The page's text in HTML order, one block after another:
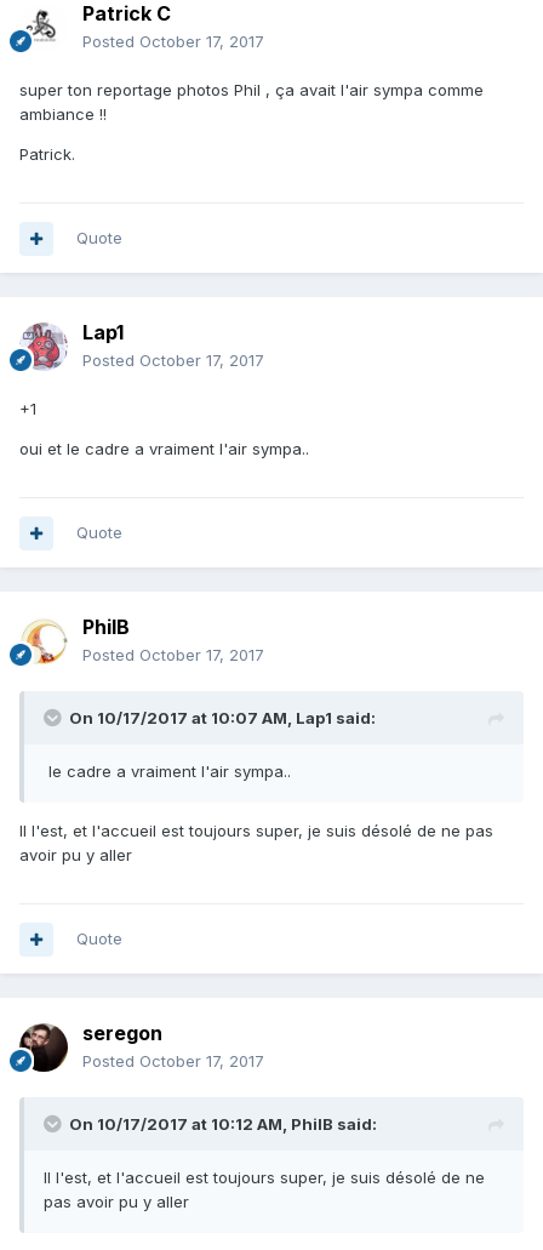
Patrick C
Posted October 17, 2017
super ton reportage photos Phil , ça avait l'air sympa comme
ambiance !!
Patrick.
Quote
Lap1
Posted October 17, 2017
+1
oui et le cadre a vraiment l'air sympa..
Quote
PhilB
Posted October 17, 2017
On 10/17/2017 at 10:07 AM, Lap1 said:
le cadre a vraiment l'air sympa..
Il l'est, et l'accueil est toujours super, je suis désolé de ne pas
avoir pu y aller
Quote
seregon
Posted October 17, 2017
On 10/17/2017 at 10:12 AM, PhilB said:
Il l'est, et l'accueil est toujours super, je suis désolé de ne
pas avoir pu y aller